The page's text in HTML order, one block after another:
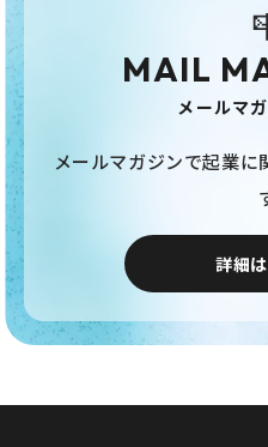
MAIL
メールマ
メールマガジンで起業に
詳細